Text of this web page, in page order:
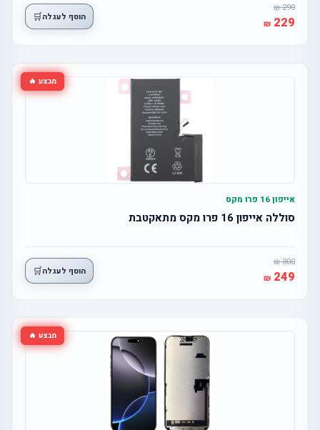
290
229 הוסף לעגלה🛒
מבצע 🔥
אייפון 16 פרו מקס
סוללה אייפון 16 פרו מקס מתאקטבת
300
249 הוסף לעגלה🛒
מבצע 🔥